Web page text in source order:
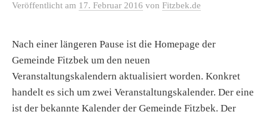
Veröffentlicht am 17. Februar 2016 von Fitzbek.de
Nach einer längeren Pause ist die Homepage der
Gemeinde Fitzbek um den neuen
Veranstaltungskalendern aktualisiert worden. Konkret
handelt es sich um zwei Veranstaltungskalender. Der eine
ist der bekannte Kalender der Gemeinde Fitzbek. Der